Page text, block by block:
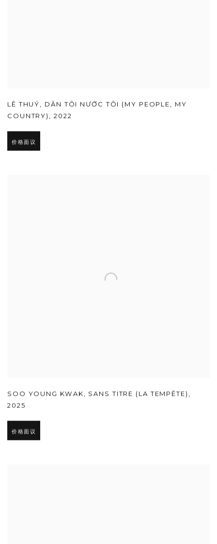
LÊ THUÝ, DÂN TÔI NƯỚC TÔI (MY PEOPLE, MY
COUNTRY) , 2022
价格面议
SOO YOUNG KWAK, SANS TITRE (LA TEMPÊTE) ,
2025
价格面议